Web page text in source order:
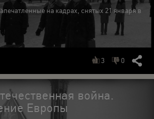
на кадрах, снятых 21 января в
3 0
война.
Европы